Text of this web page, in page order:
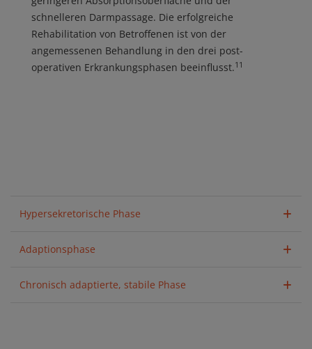
schnelleren Darmpassage. Die erfolgreiche
Rehabilitation von Betroffenen ist von der
angemessenen Behandlung in den drei post-
operativen Erkrankungsphasen beeinflusst.11
Hypersekretorische Phase
Adaptionsphase
Chronisch adaptierte, stabile Phase